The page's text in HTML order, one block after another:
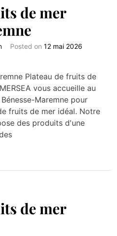
de mer
Posted on 12 mai 2026
Plateau de fruits de
vous accueille au
Maremne pour
fruits de mer idéal. Notre
des produits d'une
de mer